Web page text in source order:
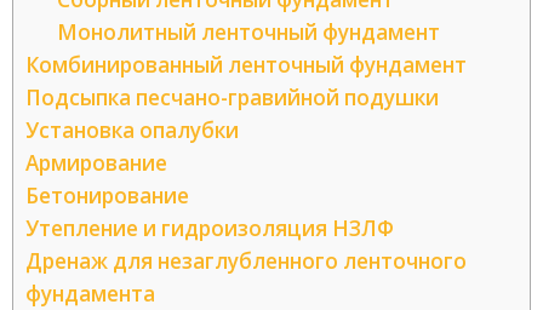
Монолитный ленточный фундамент
Комбинированный ленточный фундамент
Подсыпка песчано-гравийной подушки
Установка опалубки
Армирование
Бетонирование
Утепление и гидроизоляция НЗЛФ
Дренаж для незаглубленного ленточного
фундамента